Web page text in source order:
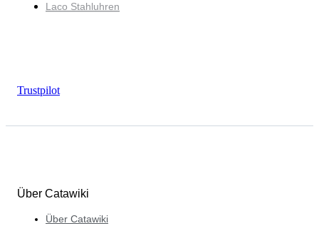
Laco Stahluhren
Trustpilot
Über Catawiki
Über Catawiki